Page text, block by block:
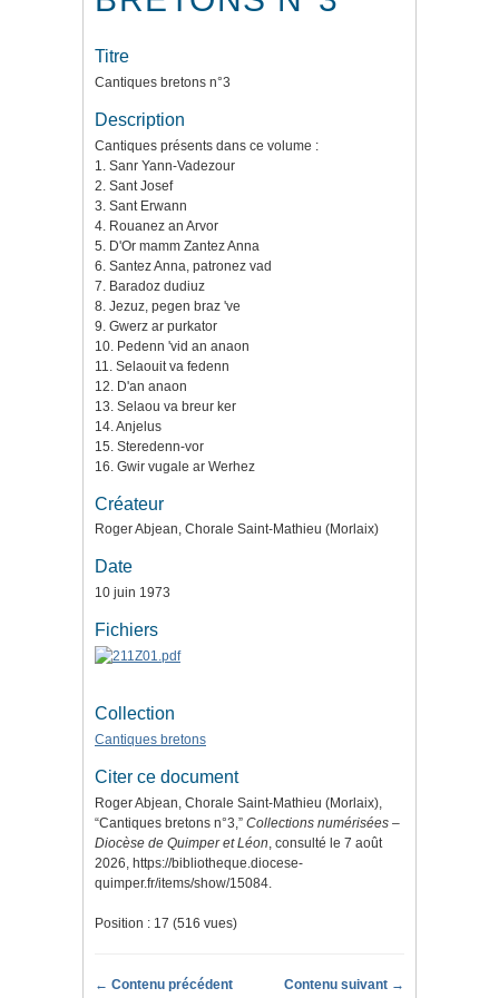
Titre
Cantiques bretons n°3
Description
Cantiques présents dans ce volume :
1. Sanr Yann-Vadezour
2. Sant Josef
3. Sant Erwann
4. Rouanez an Arvor
5. D'Or mamm Zantez Anna
6. Santez Anna, patronez vad
7. Baradoz dudiuz
8. Jezuz, pegen braz 've
9. Gwerz ar purkator
10. Pedenn 'vid an anaon
11. Selaouit va fedenn
12. D'an anaon
13. Selaou va breur ker
14. Anjelus
15. Steredenn-vor
16. Gwir vugale ar Werhez
Créateur
Roger Abjean, Chorale Saint-Mathieu (Morlaix)
Date
10 juin 1973
Fichiers
Collection
Cantiques bretons
Citer ce document
Roger Abjean, Chorale Saint-Mathieu (Morlaix),
“Cantiques bretons n°3,” Collections numérisées –
Diocèse de Quimper et Léon , consulté le 7 août
2026, https://bibliotheque.diocese-
quimper.fr/items/show/15084
Position : 17 (516 vues)
← Contenu précédent Contenu suivant →